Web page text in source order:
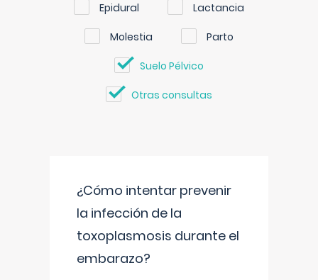
Epidural Lactancia
Molestia Parto
Suelo Pélvico
Otras consultas
¿Cómo intentar prevenir
la infección de la
toxoplasmosis durante el
embarazo?